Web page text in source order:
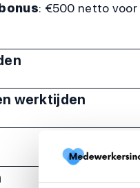
: €500 netto voor
werktijden